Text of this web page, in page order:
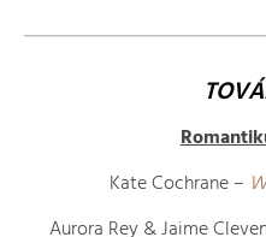
Kate Cochrane –
Aurora Rey & Jaime